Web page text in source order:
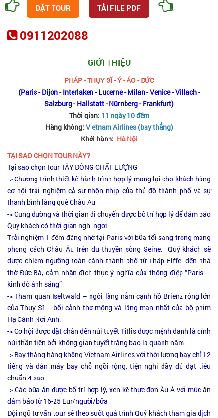
ĐẶT TOUR TẢI FILE PDF
0911202088
GIỚI THIỆU
PHÁP - THỤY SĨ - Ý - ÁO - ĐỨC
(Paris - Dijon - Interlaken - Lucerne - Milan - Venice - Villach -
Salzburg - Hallstatt - Nürnberg - Frankfurt)
Thời gian: 11 ngày 10 đêm
Hàng không: Vietnam Airlines (bay thẳng)
Khởi hành: Hà Nội
TẠI SAO CHỌN TOUR NÀY?
Tại sao chọn tour TÂY ĐÔNG CHẤT LƯỢNG
-> Chương trình thiết kế hành trình hợp lý mang lại cho khách hàng
cơ hội trải nghiệm cả sự nhộn nhịp của thủ đô thành phố và sự
thanh bình làng quê Châu Âu
-> Cung đường và thời gian di chuyển được bố trí hợp lý để đảm bảo
Quý khách có thời gian nghỉ ngơi
Trải nghiệm 1 đêm đáng nhớ tại Paris với bữa tối sang trọng mang
phong cách Châu Âu trên du thuyền sông Seine. Quý khách sẽ
được chiêm ngưỡng toàn cảnh thành phố từ Tháp Eiffel đến nhà
thờ Đức Bà, cảm nhận đích thực ý nghĩa của thông điệp “Paris –
kinh đô ánh sáng”
-> Tham quan Iseltwald – ngôi làng nằm cạnh hồ Brienz rộng lớn
của Thụy Sĩ – bối cảnh thơ mộng và lãng mạn nhất của bộ phim
Hạ Cánh Nơi Anh.
-> Cơ hội được đặt chân đến núi tuyết Titlis được mệnh danh là đỉnh
núi thần tiên bởi không gian tuyết trắng bao la quanh năm
-> Bay thẳng hàng không Vietnam Airlines với thời lượng bay chỉ 12
tiếng và dàn máy bay chỗ ngồi rộng, tiện nghi đầy đủ đạt tiêu
chuẩn 4 sao
-> Các bữa ăn được bố trí hợp lý, xen kẽ thực đơn Âu Á với mức ăn
đảm bảo từ 16-25 Eur/người/bữa
Đội ngũ tư vấn tour sẽ theo suốt quá trình Quý khách tham gia dịch